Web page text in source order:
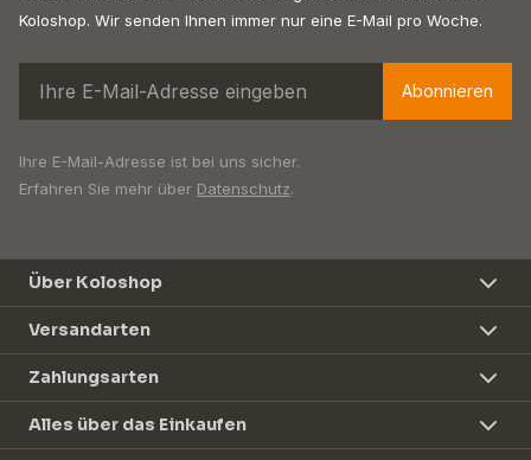
Koloshop. Wir senden Ihnen immer nur eine E-Mail pro Woche.
Abonnieren
Ihre E-Mail-Adresse ist bei uns sicher.
Erfahren Sie mehr über Datenschutz.
Über Koloshop
Versandarten
Zahlungsarten
Alles über das Einkaufen